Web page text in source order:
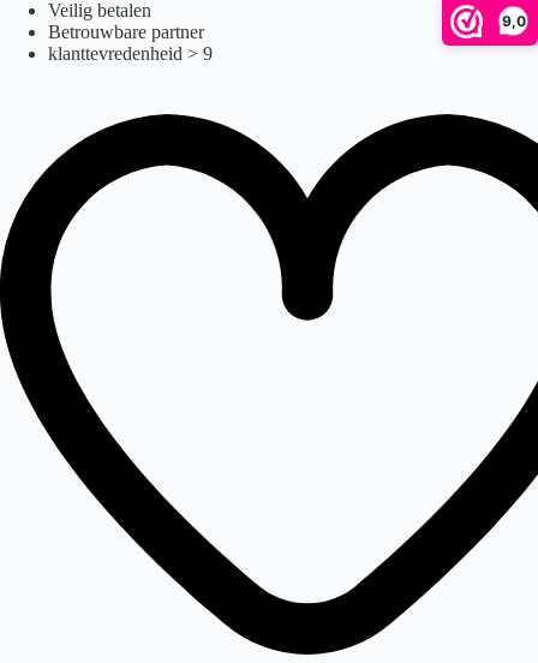
9,0
z1000
naar
Veilig betalen
Betrouwbare partner
klanttevredenheid > 9